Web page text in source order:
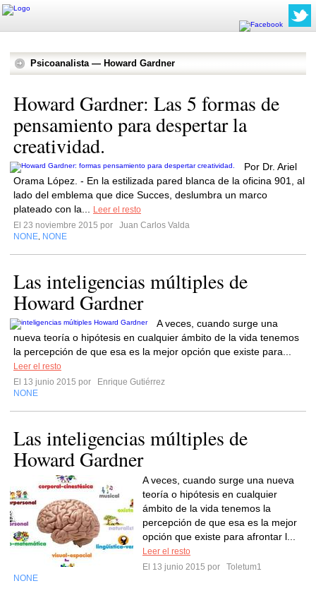
Psicoanalista — Howard Gardner
Howard Gardner: Las 5 formas de
pensamiento para despertar la
creatividad.
Por Dr. Ariel
Orama López. - En la estilizada pared blanca de la oficina 901, al
lado del emblema que dice Succes, deslumbra un marco
plateado con la...
Leer el resto
El 23 noviembre 2015 por
Juan Carlos Valda
NONE NONE
Las inteligencias múltiples de
Howard Gardner
A veces, cuando surge una
nueva teoría o hipótesis en cualquier ámbito de la vida tenemos
la percepción de que esa es la mejor opción que existe para...
Leer el resto
El 13 junio 2015 por
Enrique Gutiérrez
NONE
Las inteligencias múltiples de
Howard Gardner
A veces, cuando surge una nueva
teoría o hipótesis en cualquier
ámbito de la vida tenemos la
percepción de que esa es la mejor
opción que existe para afrontar l...
Leer el resto
El 13 junio 2015 por
Toletum1
NONE